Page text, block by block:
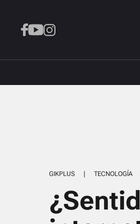
GIKPLUS | TECNOLOGÍA